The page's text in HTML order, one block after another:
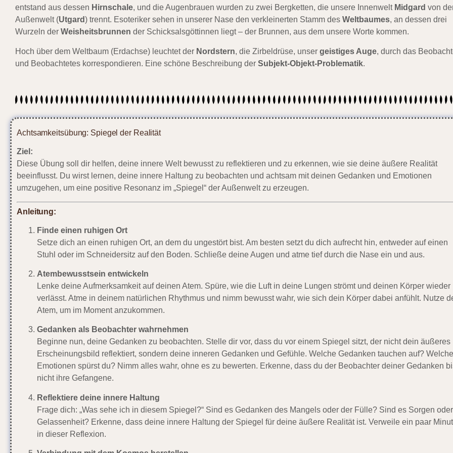
entstand aus dessen Hirnschale, und die Augenbrauen wurden zu zwei Bergketten, die unsere Innenwelt Midgard von
Außenwelt (Utgard ) trennt. Esoteriker sehen in unserer Nase den verkleinerten Stamm des Weltbaumes, an dessen drei
Wurzeln der Weisheitsbrunnen der Schicksalsgöttinnen liegt – der Brunnen, aus dem unsere Worte kommen.
Hoch über dem Weltbaum (Erdachse) leuchtet der Nordstern, die Zirbeldrüse, unser geistiges Auge, durch das
und Beobachtetes korrespondieren. Eine schöne Beschreibung der Subjekt-Objekt-Problematik.
Achtsamkeitsübung: Spiegel der Realität
Ziel:
Diese Übung soll dir helfen, deine innere Welt bewusst zu reflektieren und zu erkennen, wie sie deine äußere Realität
beeinflusst. Du wirst lernen, deine innere Haltung zu beobachten und achtsam mit deinen Gedanken und Emotionen
umzugehen, um eine positive Resonanz im „Spiegel“ der Außenwelt zu erzeugen.
Anleitung:
Finde einen ruhigen Ort
Setze dich an einen ruhigen Ort, an dem du ungestört bist. Am besten setzt du dich aufrecht hin, entweder auf einen
Stuhl oder im Schneidersitz auf den Boden. Schließe deine Augen und atme tief durch die Nase ein und aus.
Atembewusstsein entwickeln
Lenke deine Aufmerksamkeit auf deinen Atem. Spüre, wie die Luft in deine Lungen strömt und deinen Körper wieder
verlässt. Atme in deinem natürlichen Rhythmus und nimm bewusst wahr, wie sich dein Körper dabei anfühlt. Nutze
Atem, um im Moment anzukommen.
Gedanken als Beobachter wahrnehmen
Beginne nun, deine Gedanken zu beobachten. Stelle dir vor, dass du vor einem Spiegel sitzt, der nicht dein äußeres
Erscheinungsbild reflektiert, sondern deine inneren Gedanken und Gefühle. Welche Gedanken tauchen auf? Welche
Emotionen spürst du? Nimm alles wahr, ohne es zu bewerten. Erkenne, dass du der Beobachter deiner Gedanken
nicht ihre Gefangene.
Reflektiere deine innere Haltung
Frage dich: „Was sehe ich in diesem Spiegel?“ Sind es Gedanken des Mangels oder der Fülle? Sind es Sorgen oder
Gelassenheit? Erkenne, dass deine innere Haltung der Spiegel für deine äußere Realität ist. Verweile ein paar
in dieser Reflexion.